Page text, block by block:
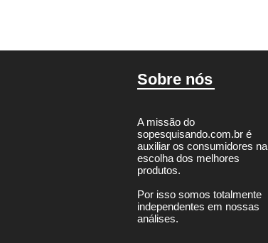
Sobre nós
A missão do
sopesquisando.com.br é
auxiliar os consumidores na
escolha dos melhores
produtos.
Por isso somos totalmente
independentes em nossas
análises.